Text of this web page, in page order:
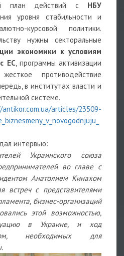
план действий с НБУ
уровня стабильности и
курсовой политики.
нужны секторальные
экономики к условиям
ЕС, программы активизации
противодействие
в институтах власти и
системе.
articles/23509-
интервью:
Украинского союза
во главе с
Анатолием Кинахом
встреч с представителями
бизнес-организаций
этой возможностью,
в Украине, и ход
необходимых для